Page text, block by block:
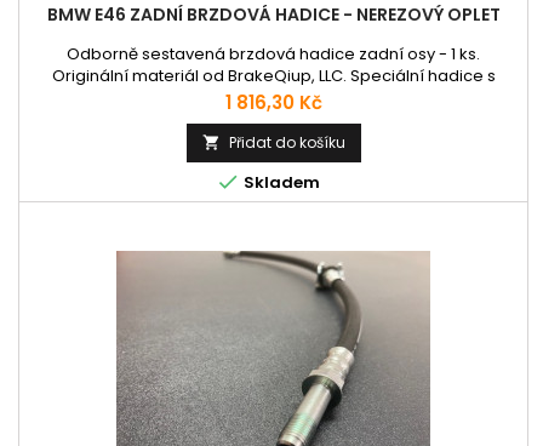
BMW E46 ZADNÍ BRZDOVÁ HADICE - NEREZOVÝ OPLET
Odborně sestavená brzdová hadice zadní osy - 1 ks.
Originální materiál od BrakeQiup, LLC. Speciální hadice s
nerezovým opletem pro precizní brzdění. Plně
homologované pro evropské silnice.
Cena
1 816,30 Kč
 Přidat do košíku
 Skladem